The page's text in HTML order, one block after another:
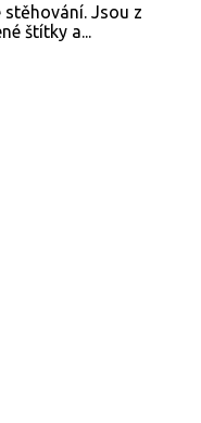
stěhování. Jsou z
štítky a...